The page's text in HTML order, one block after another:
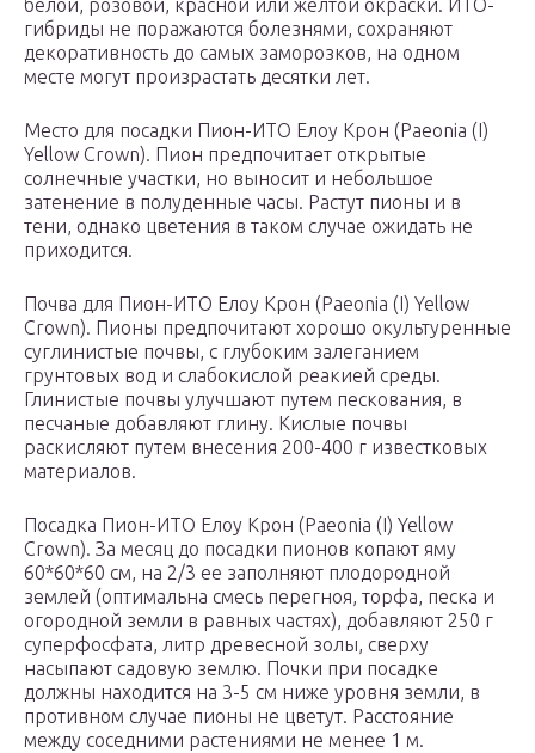
белой, розовой, красной или желтой окраски. ИТО-
гибриды не поражаются болезнями, сохраняют
декоративность до самых заморозков, на одном
месте могут произрастать десятки лет.
Место для посадки Пион-ИТО Елоу Крон (Paeonia (I)
Yellow Crown). Пион предпочитает открытые
солнечные участки, но выносит и небольшое
затенение в полуденные часы. Растут пионы и в
тени, однако цветения в таком случае ожидать не
приходится.
Почва для Пион-ИТО Елоу Крон (Paeonia (I) Yellow
Crown). Пионы предпочитают хорошо окультуренные
суглинистые почвы, с глубоким залеганием
грунтовых вод и слабокислой реакией среды.
Глинистые почвы улучшают путем пескования, в
песчаные добавляют глину. Кислые почвы
раскисляют путем внесения 200-400 г известковых
материалов.
Посадка Пион-ИТО Елоу Крон (Paeonia (I) Yellow
Crown). За месяц до посадки пионов копают яму
60*60*60 см, на 2/3 ее заполняют плодородной
землей (оптимальна смесь перегноя, торфа, песка и
огородной земли в равных частях), добавляют 250 г
суперфосфата, литр древесной золы, сверху
насыпают садовую землю. Почки при посадке
должны находится на 3-5 см ниже уровня земли, в
противном случае пионы не цветут. Расстояние
между соседними растениями не менее 1 м.